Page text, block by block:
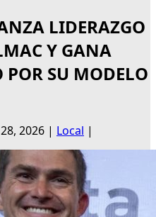
LIDERAZGO
Y GANA
SU MODELO
2026 | Local |